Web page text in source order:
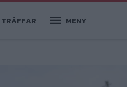
TRÄFFAR MENY